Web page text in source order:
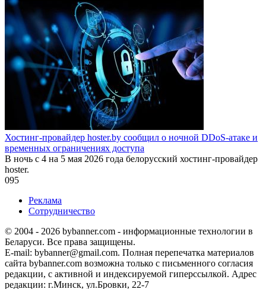
Хостинг-провайдер hoster.by сообщил о ночной DDoS-атаке и
временных ограничениях доступа
В ночь с 4 на 5 мая 2026 года белорусский хостинг-провайдер
hoster.
095
Реклама
Сотрудничество
© 2004 - 2026 bybanner.com - информационные технологии в
Беларуси. Все права защищены.
E-mail: bybanner@gmail.com. Полная перепечатка материалов
сайта bybanner.com возможна только с письменного согласия
редакции, с активной и индексируемой гиперссылкой. Адрес
редакции: г.Минск, ул.Бровки, 22-7